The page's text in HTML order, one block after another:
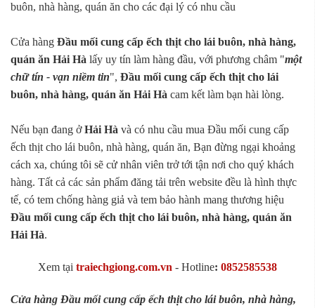
buôn, nhà hàng, quán ăn cho các đại lý có nhu cầu
Cửa hàng Đầu mối cung cấp ếch thịt cho lái buôn, nhà hàng,
quán ăn Hải Hà lấy uy tín làm hàng đầu, với phương châm "một
chữ tín - vạn niềm tin", Đầu mối cung cấp ếch thịt cho lái
buôn, nhà hàng, quán ăn Hải Hà cam kết làm bạn hài lòng.
Nếu bạn đang ởHải Hà và có nhu cầu mua Đầu mối cung cấp
ếch thịt cho lái buôn, nhà hàng, quán ăn, Bạn đừng ngại khoảng
cách xa, chúng tôi sẽ cử nhân viên trở tới tận nơi cho quý khách
hàng. Tất cả các sản phẩm đăng tải trên website đều là hình thực
tế, có tem chống hàng giả và tem bảo hành mang thương hiệu
Đầu mối cung cấp ếch thịt cho lái buôn, nhà hàng, quán ăn
Hải Hà.
Xem tại traiechgiong.com.vn - Hotline: 0852585538
Cửa hàng Đầu mối cung cấp ếch thịt cho lái buôn, nhà hàng,